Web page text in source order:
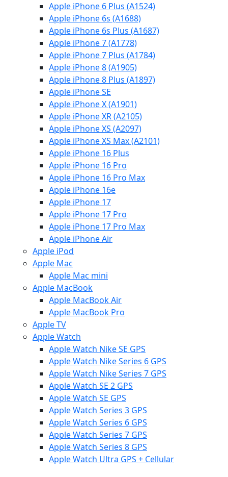
Apple iPhone 6 Plus (A1524)
Apple iPhone 6s (A1688)
Apple iPhone 6s Plus (A1687)
Apple iPhone 7 (A1778)
Apple iPhone 7 Plus (A1784)
Apple iPhone 8 (A1905)
Apple iPhone 8 Plus (A1897)
Apple iPhone SE
Apple iPhone X (A1901)
Apple iPhone XR (A2105)
Apple iPhone XS (A2097)
Apple iPhone XS Max (A2101)
Apple iPhone 16 Plus
Apple iPhone 16 Pro
Apple iPhone 16 Pro Max
Apple iPhone 16e
Apple iPhone 17
Apple iPhone 17 Pro
Apple iPhone 17 Pro Max
Apple iPhone Air
Apple iPod
Apple Mac
Apple Mac mini
Apple MacBook
Apple MacBook Air
Apple MacBook Pro
Apple TV
Apple Watch
Apple Watch Nike SE GPS
Apple Watch Nike Series 6 GPS
Apple Watch Nike Series 7 GPS
Apple Watch SE 2 GPS
Apple Watch SE GPS
Apple Watch Series 3 GPS
Apple Watch Series 6 GPS
Apple Watch Series 7 GPS
Apple Watch Series 8 GPS
Apple Watch Ultra GPS + Cellular